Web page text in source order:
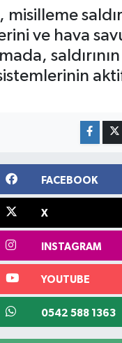
ve hava
FACEBOOK
X
INSTAGRAM
YOUTUBE
0542 588 1363